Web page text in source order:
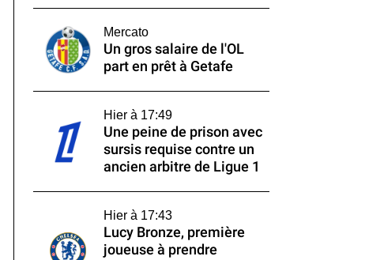
Mercato
Un gros salaire de l'OL
part en prêt à Getafe
Hier à 17:49
Une peine de prison avec
sursis requise contre un
ancien arbitre de Ligue 1
Hier à 17:43
Lucy Bronze, première
joueuse à prendre